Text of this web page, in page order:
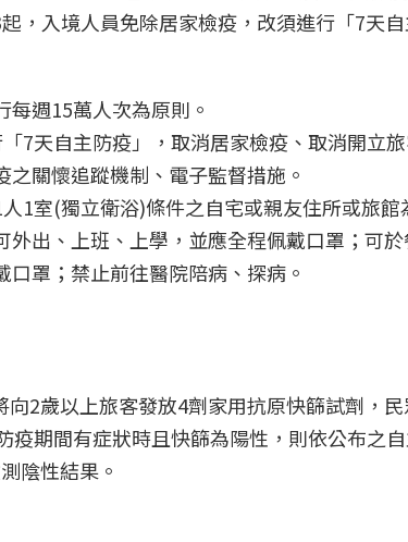
，入境人員免除居家檢疫，改須進行「7天
週15萬人次為原則。
7天自主防疫」，取消居家檢疫、取消開立
之關懷追蹤機制、電子監督措施。
1室(獨立衛浴)條件之自宅或親友住所或旅
外出、上班、上學，並應全程佩戴口罩；可
罩；禁止前往醫院陪病、探病。
向2歲以上旅客發放4劑家用抗原快篩試劑，
疫期間有症狀時且快篩為陽性，則依公布之
陰性結果。